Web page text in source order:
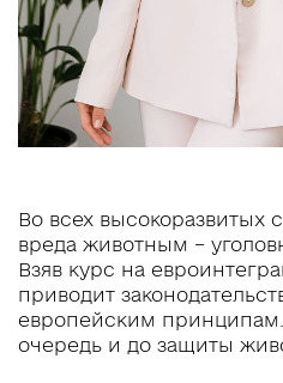
Во всех высокоразвитых
вреда животным –
Взяв курс на
приводит
европейским
очередь и до защиты